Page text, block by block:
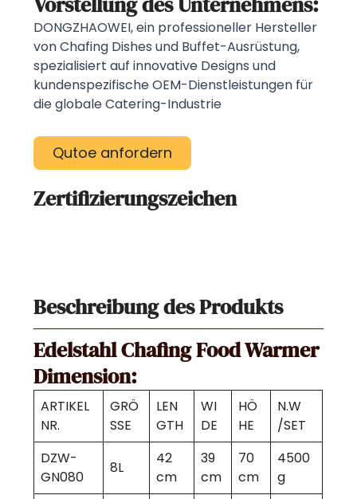
DONGZHAOWEI, ein professioneller Hersteller
von Chafing Dishes und Buffet-Ausrüstung,
spezialisiert auf innovative Designs und
kundenspezifische OEM-Dienstleistungen für
die globale Catering-Industrie
Qutoe anfordern
Zertifizierungszeichen
Beschreibung des Produkts
Edelstahl Chafing Food Warmer
Dimension:
ARTIKEL
NR.
GRÖ
SSE
LEN
GTH
WI
DE
HÖ
HE
N.W
/SET
DZW-
GN080
8L
42
cm
39
cm
70
cm
4500
g